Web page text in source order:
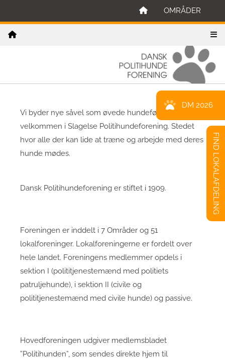
OMRÅDER
Vi byder nye såvel som øvede hundefører
velkommen i Slagelse Politihundeforening. Stedet
hvor alle der kan lide at træne og arbejde med deres
hunde mødes.
Dansk Politihundeforening er stiftet i 1909.
Foreningen er inddelt i 7 Områder og 51
lokalforeninger. Lokalforeningerne er fordelt over
hele landet. Foreningens medlemmer opdels i
sektion I (polititjenestemænd med politiets
patruljehunde), i sektion II (civile og
polititjenestemænd med civile hunde) og passive.
Hovedforeningen udgiver medlemsbladet
”Politihunden”, som sendes direkte hjem til
DM 2026
FIND LOKALAFDELING